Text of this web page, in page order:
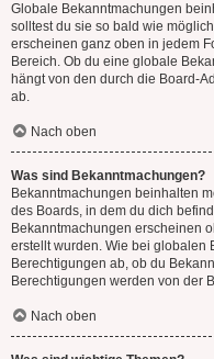
Globale Bekanntmachungen
solltest du sie so bald wie
erscheinen ganz oben in jedem
Bereich. Ob du eine globale
hängt von den durch die Board-
ab.
Nach oben
Was sind Bekanntmachungen?
Bekanntmachungen beinhalten
des Boards, in dem du dich
Bekanntmachungen erscheinen
erstellt wurden. Wie bei globalen
Berechtigungen ab, ob du
Berechtigungen werden von der
Nach oben